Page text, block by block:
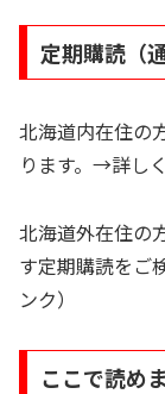
定期購読（
北海道内在住の
ります。→詳し
北海道外在住の
す定期購読をご
ンク）
ここで読め